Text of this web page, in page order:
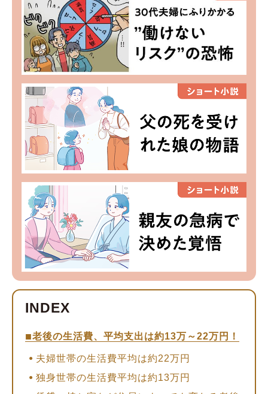
老後の生活費、平均支出は約13万～22万円！
夫婦世帯の生活費平均は約22万円
独身世帯の生活費平均は約13万円